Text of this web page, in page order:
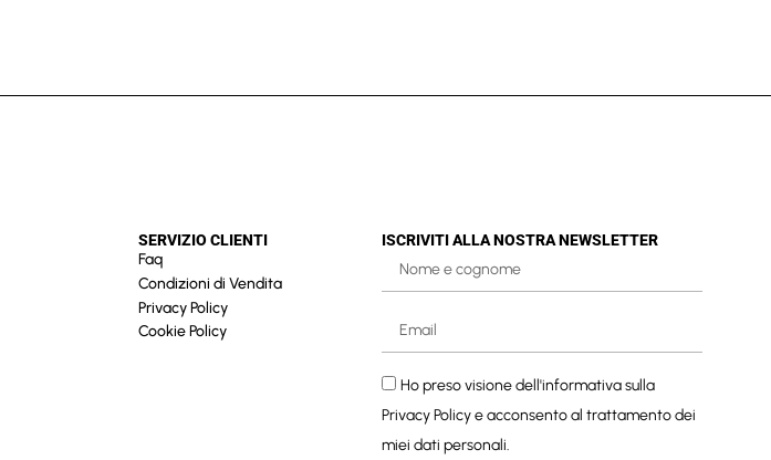
SERVIZIO CLIENTI
Faq
Condizioni di Vendita
Privacy Policy
Cookie Policy
ISCRIVITI ALLA NOSTRA NEWSLETTER
Ho preso visione dell'informativa sulla
Privacy Policye acconsento al trattamento dei
miei dati personali.